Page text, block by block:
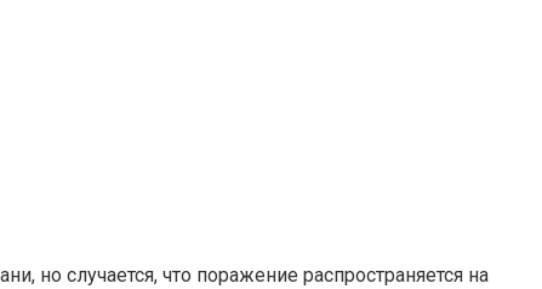
но случается, что поражение распространяется на